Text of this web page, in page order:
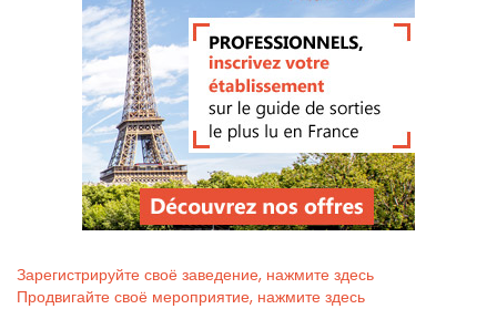
Зарегистрируйте своё заведение, нажмите здесь
Продвигайте своё мероприятие, нажмите здесь